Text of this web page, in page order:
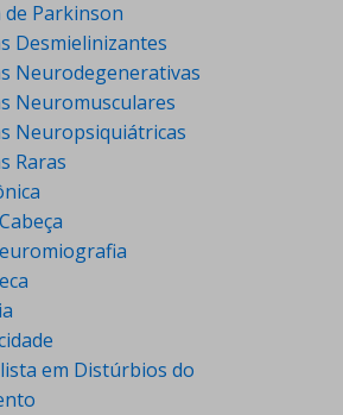
de Parkinson
Desmielinizantes
Neurodegenerativas
Neuromusculares
Neuropsiquiátricas
Raras
em Distúrbios do